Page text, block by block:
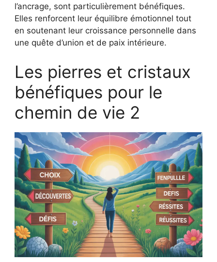
l’ancrage, sont particulièrement bénéfiques.
Elles renforcent leur équilibre émotionnel tout
en soutenant leur croissance personnelle dans
une quête d’union et de paix intérieure.
Les pierres et cristaux
bénéfiques pour le
chemin de vie 2